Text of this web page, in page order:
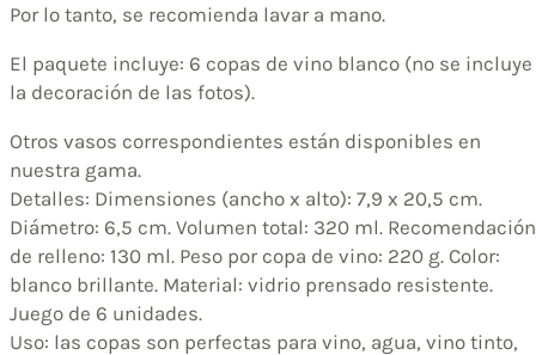
Por lo tanto, se recomienda lavar a mano.
El paquete incluye: 6 copas de vino blanco (no se incluye
la decoración de las fotos).
Otros vasos correspondientes están disponibles en
nuestra gama.
Detalles: Dimensiones (ancho x alto): 7,9 x 20,5 cm.
Diámetro: 6,5 cm. Volumen total: 320 ml. Recomendación
de relleno: 130 ml. Peso por copa de vino: 220 g. Color:
blanco brillante. Material: vidrio prensado resistente.
Juego de 6 unidades.
Uso: las copas son perfectas para vino, agua, vino tinto,